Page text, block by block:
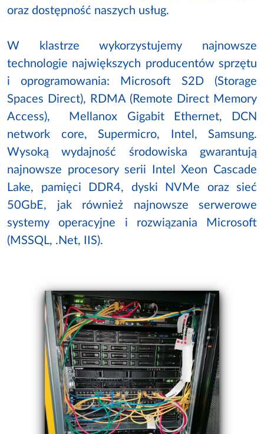
oraz dostępność naszych usług.
W klastrze wykorzystujemy najnowsze
technologie największych producentów sprzętu
i oprogramowania: Microsoft S2D (Storage
Spaces Direct), RDMA (Remote Direct Memory
Access), Mellanox Gigabit Ethernet, DCN
network core, Supermicro, Intel, Samsung.
Wysoką wydajność środowiska gwarantują
najnowsze procesory serii Intel Xeon Cascade
Lake, pamięci DDR4, dyski NVMe oraz sieć
50GbE, jak również najnowsze serwerowe
systemy operacyjne i rozwiązania Microsoft
(MSSQL, .Net, IIS).